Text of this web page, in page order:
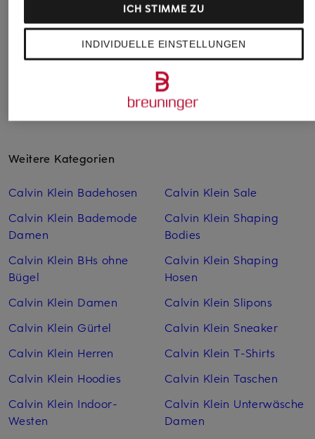
Weitere Kategorien
Calvin Klein Badehosen
Calvin Klein Bademode
Damen
Calvin Klein BHs ohne
Bügel
Calvin Klein Damen
Calvin Klein Gürtel
Calvin Klein Herren
Calvin Klein Hoodies
Calvin Klein Indoor-
Westen
Calvin Klein Sale
Calvin Klein Shaping
Bodies
Calvin Klein Shaping
Hosen
Calvin Klein Slipons
Calvin Klein Sneaker
Calvin Klein T-Shirts
Calvin Klein Taschen
Calvin Klein Unterwäsche
Damen
INDIVIDUELLE EINSTELLUNGEN
ICH STIMME ZU